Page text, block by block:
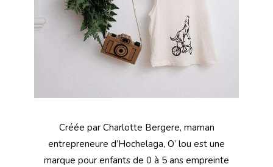
Créée par Charlotte Bergere, maman
entrepreneure d’Hochelaga, O’ lou est une
marque pour enfants de 0 à 5 ans empreinte